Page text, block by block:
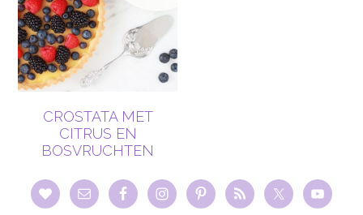
CROSTATA MET
CITRUS EN
BOSVRUCHTEN